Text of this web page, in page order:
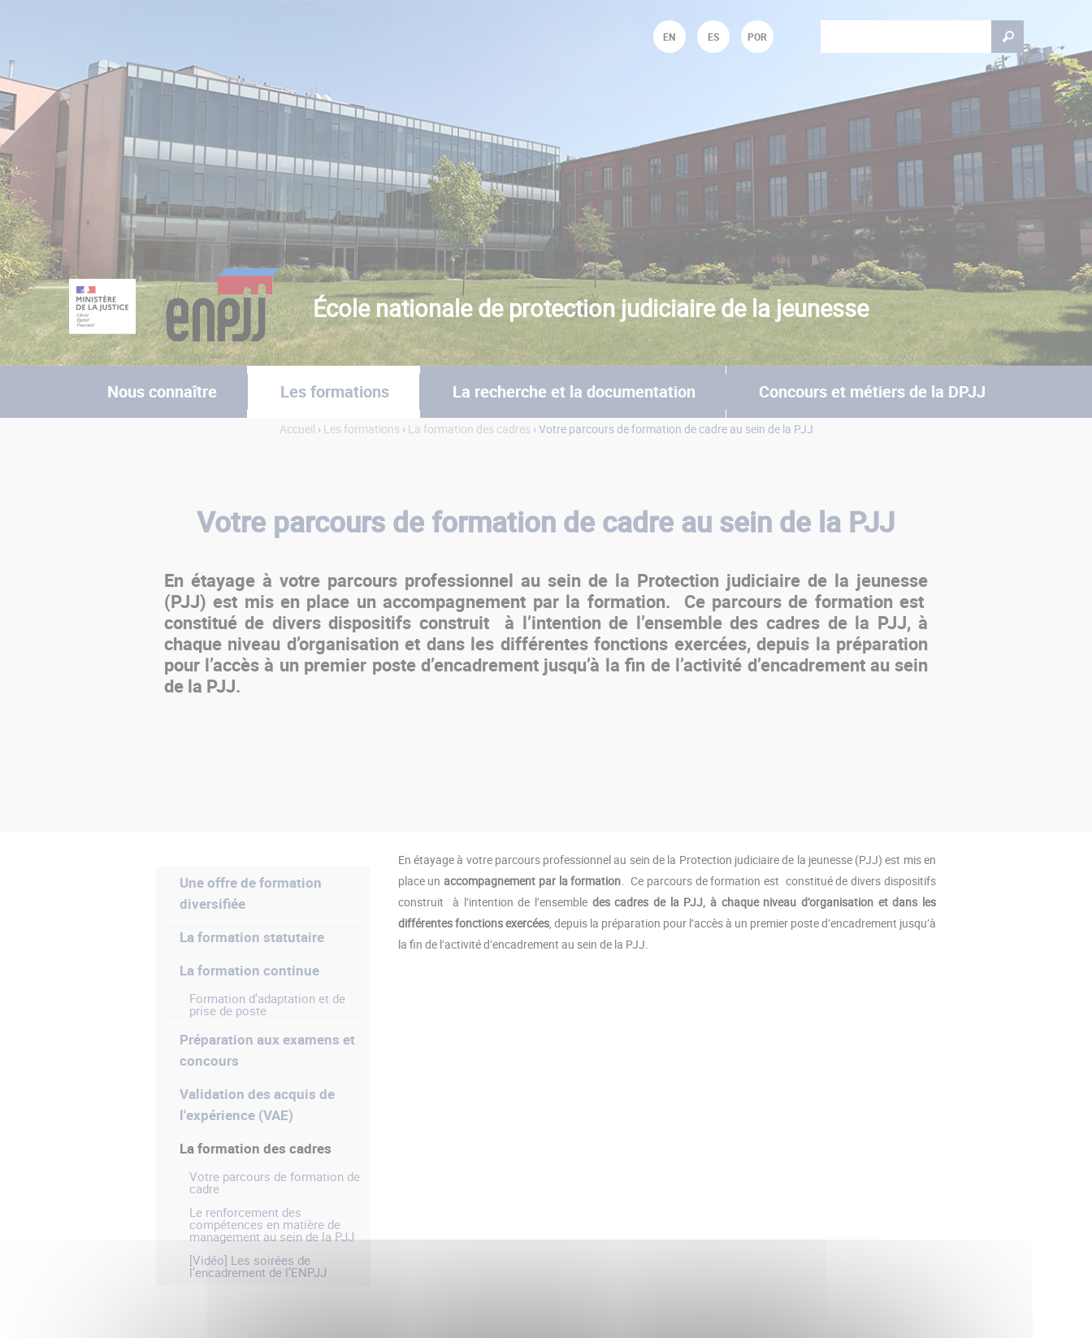
Nous connaître Les formations La recherche et la documentation Concours et métiers de la DPJJ
École nationale de protection judiciaire de la jeunesse
EN ES POR Formulaire de recherche
Accueil › Les formations › La formation des cadres › Votre parcours de formation de cadre au sein de la PJJ
Votre parcours de formation de cadre au sein de la PJJ
En étayage à votre parcours professionnel au sein de la Protection judiciaire de la jeunesse
(PJJ) est mis en place unaccompagnement par la formation. Ce parcours de formation est
constitué de divers dispositifs construit à l’intention de l’ensembledes cadres de la PJJ, à
chaque niveau d’organisation et dans les différentes fonctions exercées, depuis la préparation
pour l’accès à un premier poste d’encadrement jusqu’à la fin de l’activité d’encadrement au sein
de la PJJ.
En étayage à votre parcours professionnel au sein de la Protection judiciaire de la jeunesse (PJJ) est mis en
place unaccompagnement par la formation. Ce parcours de formation est constitué de divers dispositifs
construit à l’intention de l’ensemble des cadres de la PJJ, à chaque niveau d’organisation et dans les
différentes fonctions exercées, depuis la préparation pour l’accès à un premier poste d’encadrement jusqu’à
la fin de l’activité d’encadrement au sein de la PJJ.
Une offre de formation
diversifiée
La formation statutaire
La formation continue
Formation d’adaptation et de
prise de poste
Préparation aux examens et
concours
Validation des acquis de
l'expérience (VAE)
La formation des cadres
Votre parcours de formation de
cadre
Le renforcement des
compétences en matière de
management au sein de la PJJ
[Vidéo] Les soirées de
l’encadrement de l’ENPJJ